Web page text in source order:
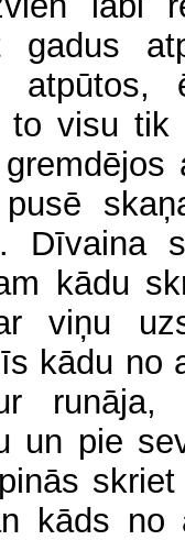
gadus
to visu tik
Dīvaina
kādu
viņu
kādu no
runāja,
un pie
kāds no